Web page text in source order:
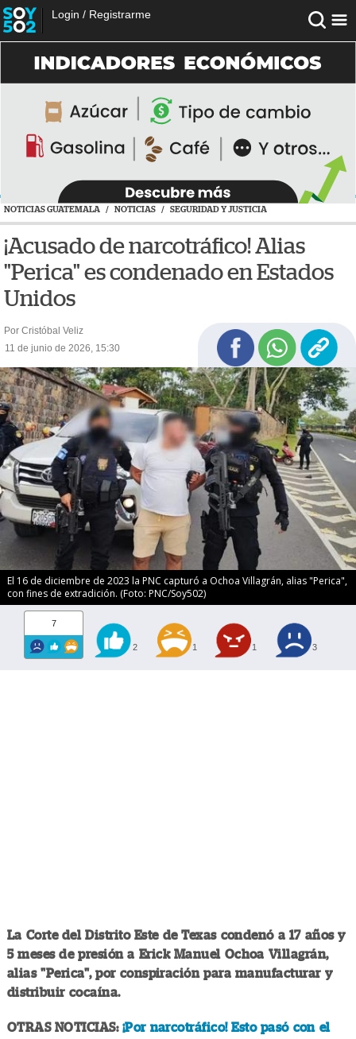
Login / Registrarme
NOTICIAS GUATEMALA / NOTICIAS / SEGURIDAD Y JUSTICIA
¡Acusado de narcotráfico! Alias
"Perica" es condenado en Estados
Unidos
Por Cristóbal Veliz
11 de junio de 2026, 15:30
El 16 de diciembre de 2023 la PNC capturó a Ochoa Villagrán, alias "Perica",
con fines de extradición. (Foto: PNC/Soy502)
7
2 1 1 3
La Corte del Distrito Este de Texas condenó a 17 años y
5 meses de presión a Erick Manuel Ochoa Villagrán,
alias "Perica", por conspiración para manufacturar y
distribuir cocaína.
OTRAS NOTICIAS: ¡Por narcotráfico! Esto pasó con el